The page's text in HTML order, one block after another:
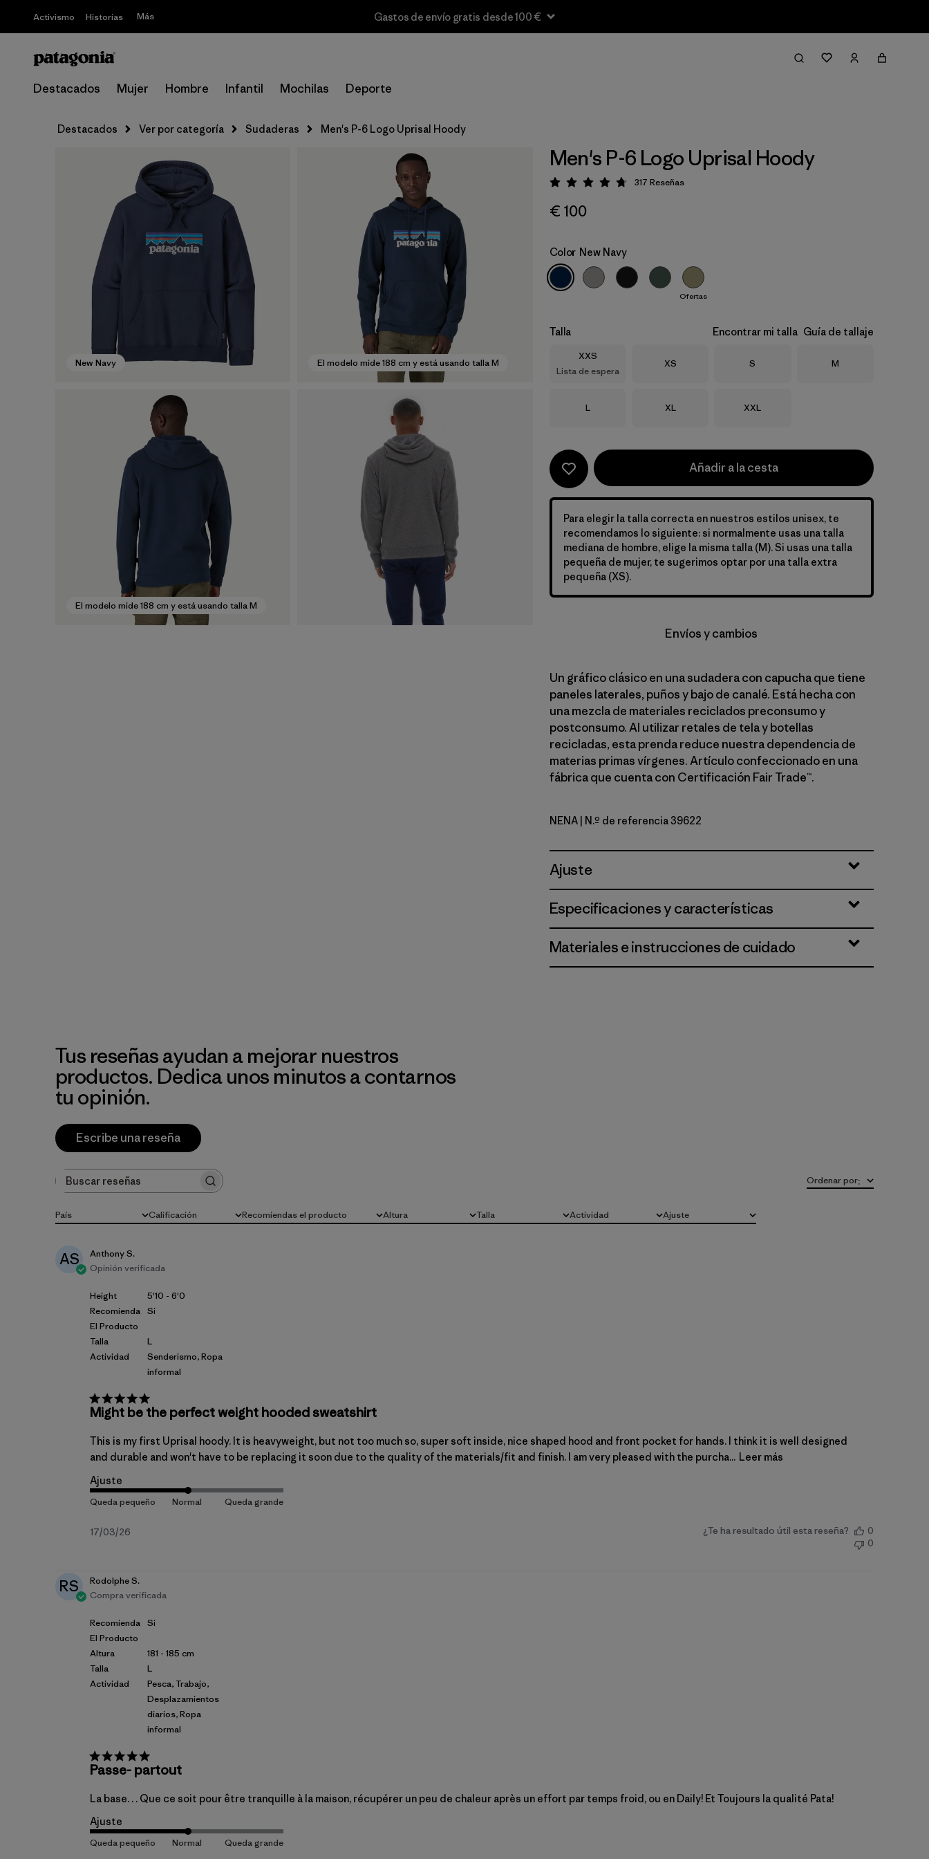
Activismo Historias Más Gastos de envío gratis desde 100 €
Destacados Mujer Hombre Infantil Mochilas Deporte
Destacados Ver por categoría Sudaderas Men's P-6 Logo Uprisal Hoody
New Navy El modelo mide 188 cm y está usando talla M
El modelo mide 188 cm y está usando talla M
Men's P-6 Logo Uprisal Hoody
Puntuación: 4.8 / 5
317 Reseñas
€ 100
Color New Navy
Ofertas
Talla Encontrar mi talla Guía de tallaje
Talla
XXS
Lista de espera
Talla
XS Talla
S Talla
M
Talla
L Talla
XL Talla
XXL
Añadir a la cesta
Para elegir la talla correcta en nuestros estilos unisex, te
recomendamos lo siguiente: si normalmente usas una talla
mediana de hombre, elige la misma talla (M). Si usas una talla
pequeña de mujer, te sugerimos optar por una talla extra
pequeña (XS).
Envíos y cambios
Un gráfico clásico en una sudadera con capucha que tiene
paneles laterales, puños y bajo de canalé. Está hecha con
una mezcla de materiales reciclados preconsumo y
postconsumo. Al utilizar retales de tela y botellas
recicladas, esta prenda reduce nuestra dependencia de
materias primas vírgenes. Artículo confeccionado en una
fábrica que cuenta con Certificación Fair Trade™.
New Navy
NENA | N.º de referencia 39622
Ajuste
Especificaciones y características
Materiales e instrucciones de cuidado
Tus reseñas ayudan a mejorar nuestros
productos. Dedica unos minutos a contarnos
tu opinión.
Escribe una reseña
Buscar reseñas
Calificación
Todas las clasificaciones
País
Todo Recomiendas el producto
Todo Altura
Todo Talla
Todo Actividad
Todo Ajuste
Todo
Ordenar por:
AS
Anthony S.
Opinión verificada
Height
Recomienda
El Producto
Talla
Actividad
5'10 - 6'0
Si
L
Senderismo, Ropa
informal
Might be the perfect weight hooded sweatshirt
This is my first Uprisal hoody. It is heavyweight, but not too much so, super soft inside, nice shaped hood and front pocket for hands. I think it is well designed
and durable and won't have to be replacing it soon due to the quality of the materials/fit and finish. I am very pleased with the purcha... Leer más
Ajuste
17/03/26 ¿Te ha resultado útil esta reseña?
0
0
RS
Rodolphe S.
Compra verificada
Recomienda
El Producto
Altura
Talla
Actividad
Si
181 - 185 cm
L
Pesca, Trabajo,
Desplazamientos
diarios, Ropa
informal
Passe- partout
La base. . . Que ce soit pour être tranquille à la maison, récupérer un peu de chaleur après un effort par temps froid, ou en Daily! Et Toujours la qualité Pata!
Ajuste